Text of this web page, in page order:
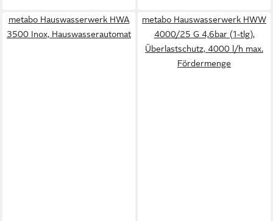
metabo Hauswasserwerk HWA
3500 Inox, Hauswasserautomat
metabo Hauswasserwerk HWW
4000/25 G 4,6bar (1-tlg),
Überlastschutz, 4000 l/h max.
Fördermenge